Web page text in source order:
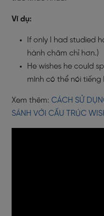
Ví dụ:
If only I had studied
hành chăm chỉ hơn.)
He wishes he could
mình có thể nói tiếng
Xem thêm: CÁCH SỬ
SÁNH VỚI CẤU TRÚC